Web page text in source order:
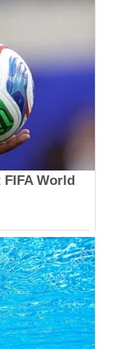
World